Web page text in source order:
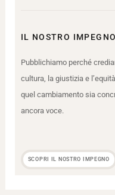
IL NOSTRO IMPEGNO
Pubblichiamo perché
cultura, la giustizia e
quel cambiamento sia
ancora voce.
SCOPRI IL NOSTRO IMPEGNO